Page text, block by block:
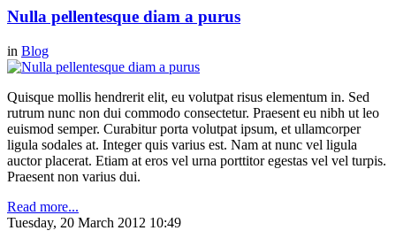
Nulla pellentesque diam a purus
in Blog
Quisque mollis hendrerit elit, eu volutpat risus elementum in. Sed
rutrum nunc non dui commodo consectetur. Praesent eu nibh ut leo
euismod semper. Curabitur porta volutpat ipsum, et ullamcorper
ligula sodales at. Integer quis varius est. Nam at nunc vel ligula
auctor placerat. Etiam at eros vel urna porttitor egestas vel vel turpis.
Praesent non varius dui.
Read more...
Tuesday, 20 March 2012 10:49